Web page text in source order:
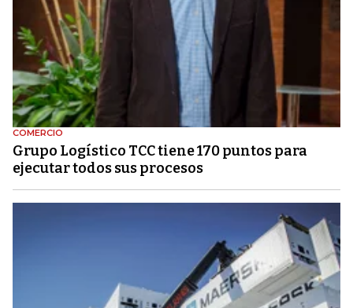
COMERCIO
Grupo Logístico TCC tiene 170 puntos para
ejecutar todos sus procesos